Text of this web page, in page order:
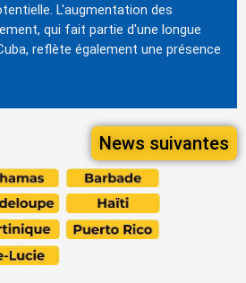
L'augmentation des
qui fait partie d'une longue
reflète également une présence
News suivantes